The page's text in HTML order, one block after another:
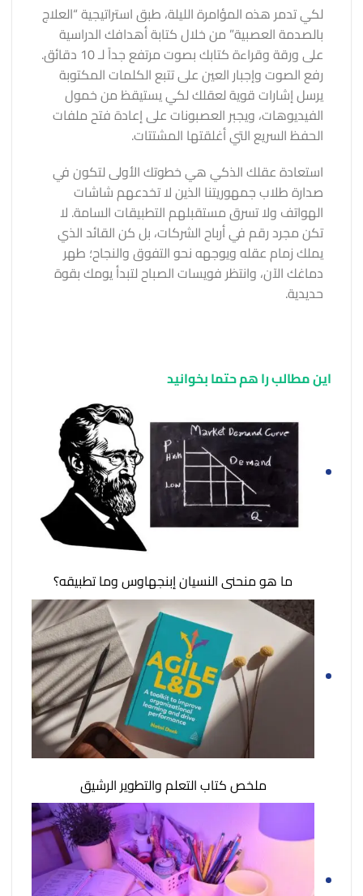
لكي تدمر هذه المؤامرة الليلة، طبق استراتيجية “العلاج
بالصدمة العصبية” من خلال كتابة أهدافك الدراسية
على ورقة وقراءة كتابك بصوت مرتفع جداً لـ 10 دقائق.
رفع الصوت وإجبار العين على تتبع الكلمات المكتوبة
يرسل إشارات قوية لعقلك لكي يستيقظ من خمول
الفيديوهات، ويجبر العصبونات على إعادة فتح ملفات
الحفظ السريع التي أغلقتها المشتتات.
استعادة عقلك الذكي هي خطوتك الأولى لتكون في
صدارة طلاب جمهوريتنا الذين لا تخدعهم شاشات
الهواتف ولا تسرق مستقبلهم التطبيقات السامة. لا
تكن مجرد رقم في أرباح الشركات، بل كن القائد الذي
يملك زمام عقله ويوجهه نحو التفوق والنجاح؛ طهر
دماغك الآن، وانتظر فويسات الصباح لتبدأ يومك بقوة
حديدية.
این مطالب را هم حتما بخوانید
ما هو منحنى النسيان إبنجهاوس وما تطبيقه؟
ملخص كتاب التعلم والتطوير الرشيق